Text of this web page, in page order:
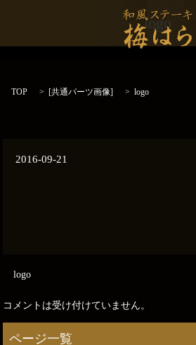
logo
TOP [共通パーツ画像] logo
2016-09-21
logo
コメントは受け付けていません。